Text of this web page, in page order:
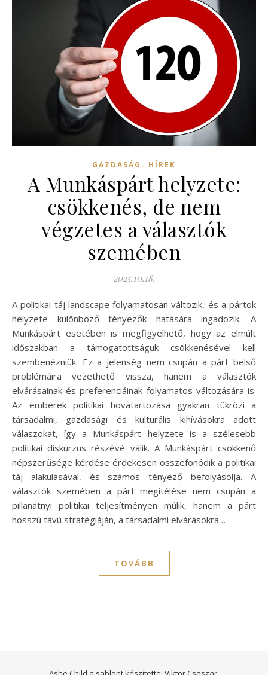
GAZDASÁG , HÍREK
A Munkáspárt helyzete:
csökkenés, de nem
végzetes a választók
szemében
2025.10.18.
A politikai táj landscape folyamatosan változik, és a pártok
helyzete különböző tényezők hatására ingadozik. A
Munkáspárt esetében is megfigyelhető, hogy az elmúlt
időszakban a támogatottságuk csökkenésével kell
szembenézniük. Ez a jelenség nem csupán a párt belső
problémáira vezethető vissza, hanem a választók
elvárásainak és preferenciáinak folyamatos változására is.
Az emberek politikai hovatartozása gyakran tükrözi a
társadalmi, gazdasági és kulturális kihívásokra adott
válaszokat, így a Munkáspárt helyzete is a szélesebb
politikai diskurzus részévé válik. A Munkáspárt csökkenő
népszerűsége kérdése érdekesen összefonódik a politikai
táj alakulásával, és számos tényező befolyásolja. A
választók szemében a párt megítélése nem csupán a
pillanatnyi politikai teljesítményen múlik, hanem a párt
hosszú távú stratégiáján, a társadalmi elvárásokra…
TOVÁBB